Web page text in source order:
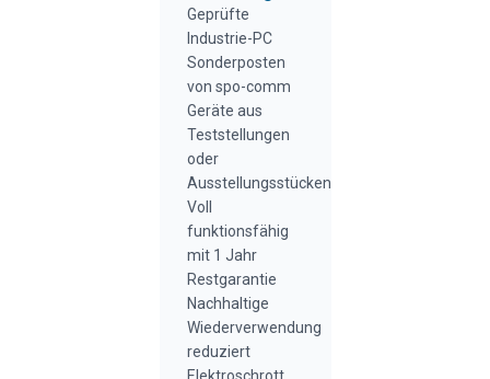
Geprüfte
Industrie-PC
Sonderposten
von spo-comm
Geräte aus
Teststellungen
oder
Ausstellungsstücken
Voll
funktionsfähig
mit 1 Jahr
Restgarantie
Nachhaltige
Wiederverwendung
reduziert